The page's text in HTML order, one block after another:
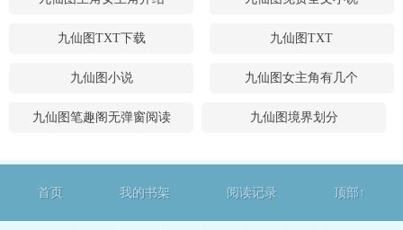
九仙图TXT下载 九仙图TXT
九仙图小说 九仙图女主角有几个
九仙图笔趣阁无弹窗阅读 九仙图境界划分
首页 我的书架 阅读记录 顶部↑